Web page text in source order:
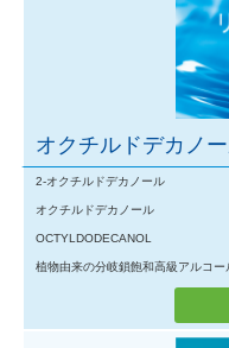
オクチルドデカノ
2-オクチルドデカノール
オクチルドデカノール
OCTYLDODECANOL
植物由来の分岐鎖飽和高級アルコー